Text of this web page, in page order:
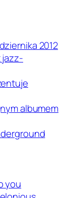
2012
jazz-
albumem
you